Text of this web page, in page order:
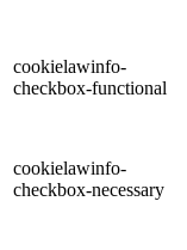
cookielawinfo-
checkbox-functional
cookielawinfo-
checkbox-necessary